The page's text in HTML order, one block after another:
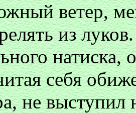
ветер,
из
натиска,
себя
не